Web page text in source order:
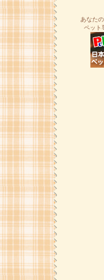
あなた
ペット